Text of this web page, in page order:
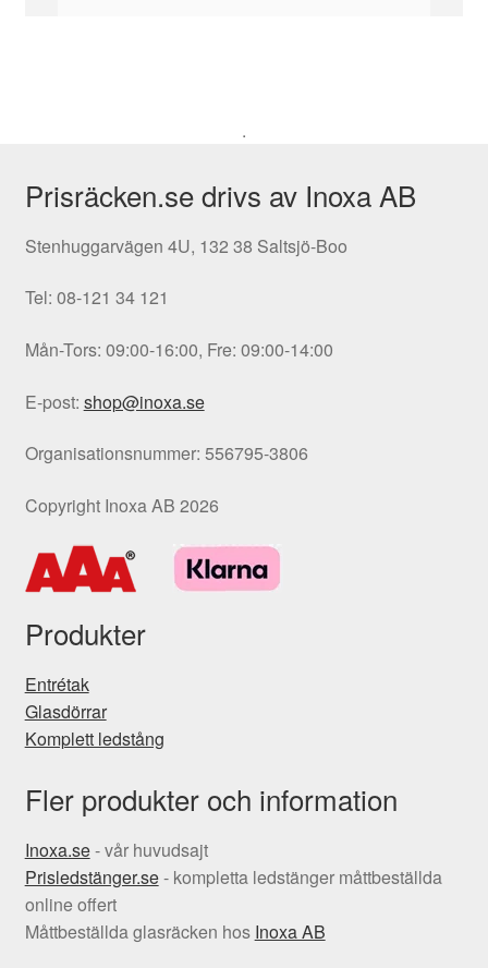
.
Prisräcken.se drivs av Inoxa AB
Stenhuggarvägen 4U, 132 38 Saltsjö-Boo
Tel: 08-121 34 121
Mån-Tors: 09:00-16:00, Fre: 09:00-14:00
E-post: shop@inoxa.se
Organisationsnummer: 556795-3806
Copyright Inoxa AB 2026
Produkter
Entrétak
Glasdörrar
Komplett ledstång
Fler produkter och information
Inoxa.se- vår huvudsajt
Prisledstänger.se- kompletta ledstänger måttbeställda
online offert
Måttbeställda glasräcken hos Inoxa AB